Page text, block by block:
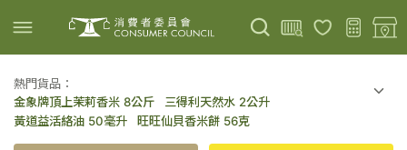
上載圖片 掃描條碼
熱門貨品：
金象牌頂上茉莉香米 8公斤
三得利天然水 2公升
黃道益活絡油 50毫升
旺旺仙貝香米餅 56克